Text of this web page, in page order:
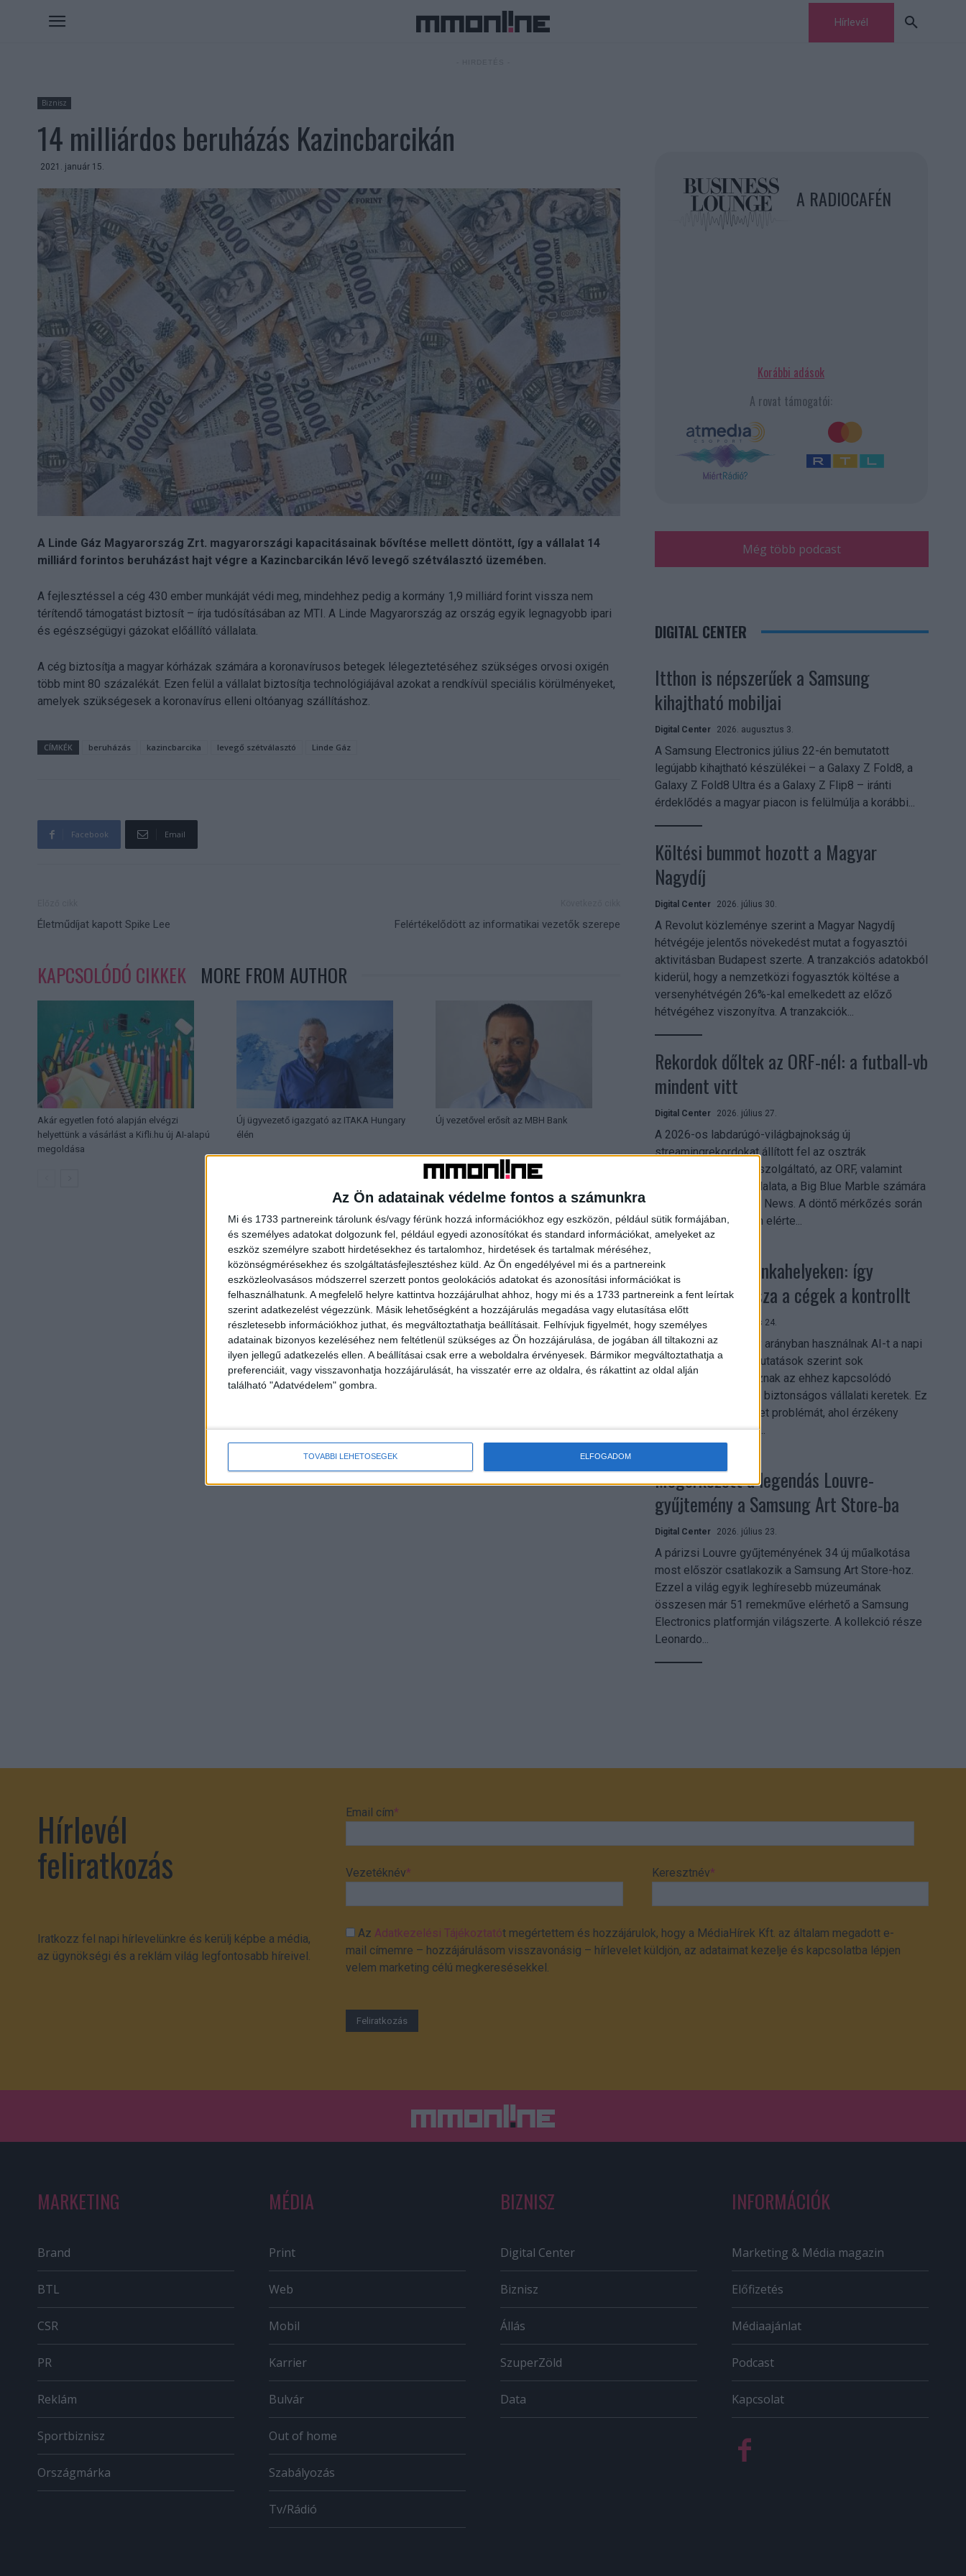
Az Ön adatainak védelme fontos a számunkra
Mi és 1733 partnereink tárolunk és/vagy férünk hozzá információkhoz egy eszközön, például sütik formájában,
és személyes adatokat dolgozunk fel, például egyedi azonosítókat és standard információkat, amelyeket az
eszköz személyre szabott hirdetésekhez és tartalomhoz, hirdetések és tartalmak méréséhez,
közönségmérésekhez és szolgáltatásfejlesztéshez küld. Az Ön engedélyével mi és a partnereink
eszközleolvasásos módszerrel szerzett pontos geolokációs adatokat és azonosítási információkat is
felhasználhatunk. A megfelelő helyre kattintva hozzájárulhat ahhoz, hogy mi és a 1733 partnereink a fent leírtak
szerint adatkezelést végezzünk. Másik lehetőségként a hozzájárulás megadása vagy elutasítása előtt
részletesebb információkhoz juthat, és megváltoztathatja beállításait. Felhívjuk figyelmét, hogy személyes
adatainak bizonyos kezeléséhez nem feltétlenül szükséges az Ön hozzájárulása, de jogában áll tiltakozni az
ilyen jellegű adatkezelés ellen. A beállításai csak erre a weboldalra érvényesek. Bármikor megváltoztathatja a
preferenciáit, vagy visszavonhatja hozzájárulását, ha visszatér erre az oldalra, és rákattint az oldal alján
található "Adatvédelem" gombra.
TOVÁBBI LEHETŐSÉGEK ELFOGADOM
Hírlevél
Biznisz
14 milliárdos beruházás Kazincbarcikán
2021. január 15.
A Linde Gáz Magyarország Zrt. magyarországi kapacitásainak bővítése mellett döntött, így a vállalat 14
milliárd forintos beruházást hajt végre a Kazincbarcikán lévő levegő szétválasztó üzemében.
A fejlesztéssel a cég 430 ember munkáját védi meg, mindehhez pedig a kormány 1,9 milliárd forint vissza nem
térítendő támogatást biztosít – írja tudósításában az MTI. A Linde Magyarország az ország egyik legnagyobb ipari
és egészségügyi gázokat előállító vállalata.
A cég biztosítja a magyar kórházak számára a koronavírusos betegek lélegeztetéséhez szükséges orvosi oxigén
több mint 80 százalékát. Ezen felül a vállalat biztosítja technológiájával azokat a rendkívül speciális körülményeket,
amelyek szükségesek a koronavírus elleni oltóanyag szállításhoz.
CÍMKÉK beruházás kazincbarcika levegő szétválasztó Linde Gáz
Facebook Email
Életműdíjat kapott Spike Lee Felértékelődött az informatikai vezetők szerepe
KAPCSOLÓDÓ CIKKEK MORE FROM AUTHOR
Akár egyetlen fotó alapján elvégzi
helyettünk a vásárlást a Kifli.hu új AI-alapú
megoldása
Új ügyvezető igazgató az ITAKA Hungary
élén
Új vezetővel erősít az MBH Bank
A RADIOCAFÉN
Korábbi adások
A rovat támogatói:
Még több podcast
DIGITAL CENTER
Itthon is népszerűek a Samsung
kihajtható mobiljai
Digital Center 2026. augusztus 3.
A Samsung Electronics július 22-én bemutatott
legújabb kihajtható készülékei – a Galaxy Z Fold8, a
Galaxy Z Fold8 Ultra és a Galaxy Z Flip8 – iránti
érdeklődés a magyar piacon is felülmúlja a korábbi...
Költési bummot hozott a Magyar
Nagydíj
Digital Center 2026. július 30.
A Revolut közleménye szerint a Magyar Nagydíj
hétvégéje jelentős növekedést mutat a fogyasztói
aktivitásban Budapest szerte. A tranzakciós adatokból
kiderül, hogy a nemzetközi fogyasztók költése a
versenyhétvégén 26%-kal emelkedett az előző
hétvégéhez viszonyítva. A tranzakciók...
Rekordok dőltek az ORF-nél: a futball-vb
mindent vitt
Digital Center 2026. július 27.
A 2026-os labdarúgó-világbajnokság új
streamingrekordokat állított fel az osztrák
közszolgálati műsorszolgáltató, az ORF, valamint
technológiai leányvállalata, a Big Blue Marble számára
– írja a Broadband TV News. A döntő mérkőzés során
az átlagos nézőszám elérte...
Shadow AI a munkahelyeken: így
szerezhetik vissza a cégek a kontrollt
Digital Center 2026. július 24.
A munkavállalók nagy arányban használnak AI-t a napi
munkában, ám friss kutatások szerint sok
szervezetnél hiányoznak az ehhez kapcsolódó
világos irányelvek és biztonságos vállalati keretek. Ez
különösen ott jelenthet problémát, ahol érzékeny
üzleti információkkal...
Megérkezett a legendás Louvre-
gyűjtemény a Samsung Art Store-ba
Digital Center 2026. július 23.
A párizsi Louvre gyűjteményének 34 új műalkotása
most először csatlakozik a Samsung Art Store-hoz.
Ezzel a világ egyik leghíresebb múzeumának
összesen már 51 remekműve elérhető a Samsung
Electronics platformján világszerte. A kollekció része
Leonardo...
Hírlevél
feliratkozás
Iratkozz fel napi hírlevelünkre és kerülj képbe a média,
az ügynökségi és a reklám világ legfontosabb híreivel.
Email cím*
Vezetéknév* Keresztnév*
AzAdatkezelési Tájékoztatót megértettem és hozzájárulok, hogy a MédiaHírek Kft. az általam megadott e-
mail címemre – hozzájárulásom visszavonásig – hírlevelet küldjön, az adataimat kezelje és kapcsolatba lépjen
velem marketing célú megkeresésekkel.
MARKETING
Brand
BTL
CSR
PR
Reklám
Sportbiznisz
Országmárka
MÉDIA
Print
Web
Mobil
Karrier
Bulvár
Out of home
Szabályozás
Tv/Rádió
BIZNISZ
Digital Center
Biznisz
Állás
SzuperZöld
Data
INFORMÁCIÓK
Marketing & Média magazin
Előfizetés
Médiaajánlat
Podcast
Kapcsolat